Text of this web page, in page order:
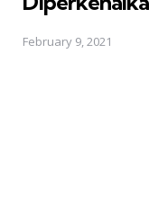
February 9, 2021